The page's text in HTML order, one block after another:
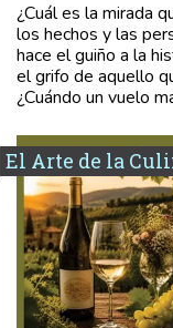
¿Cuál es la mirada
los hechos y las
hace el guiño a la
el grifo de aquello
¿Cuándo un vuelo
El Arte de la